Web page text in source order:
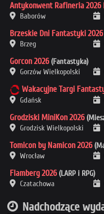
Antykonwent Rafineria 2026
Baborów
Brzeskie Dni Fantastyki 2026
Brzeg
Gorcon 2026 (Fantastyka)
Gorzów Wielkopolski
Wakacyjne Targi
Gdańsk
Grodziski MiniKon 2026
Grodzisk Wielkopolski
Tomicon by Namicon 2026
Wrocław
Flamberg 2026 (LARP i RPG)
Czatachowa
Nadchodzące